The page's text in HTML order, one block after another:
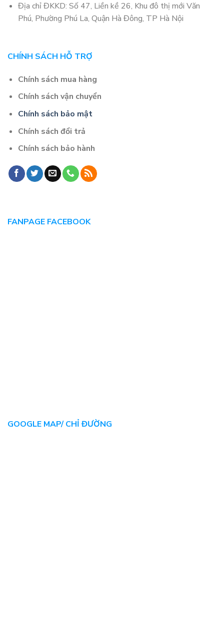
Địa chỉ ĐKKD: Số 47, Liền kề 26, Khu đô thị mới Văn
Phú, Phường Phú La, Quận Hà Đông, TP Hà Nội
CHÍNH SÁCH HỖ TRỢ
Chính sách mua hàng
Chính sách vận chuyển
Chính sách bảo mật
Chính sách đổi trả
Chính sách bảo hành
FANPAGE FACEBOOK
GOOGLE MAP/ CHỈ ĐƯỜNG